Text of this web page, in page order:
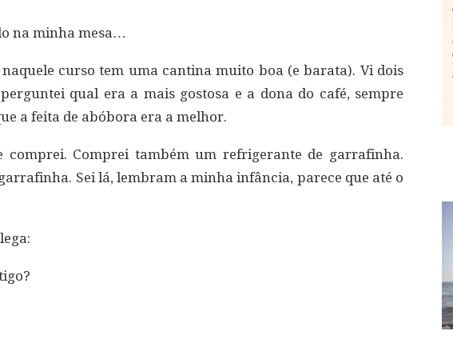
na minha mesa…
curso tem uma cantina muito boa (e barata). Vi dois
qual era a mais gostosa e a dona do café, sempre
a feita de abóbora era a melhor.
comprei. Comprei também um refrigerante de garrafinha.
Sei lá, lembram a minha infância, parece que até o